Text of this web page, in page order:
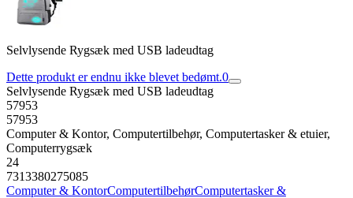
Selvlysende Rygsæk med USB ladeudtag
Dette produkt er endnu ikke blevet bedømt.0
Selvlysende Rygsæk med USB ladeudtag
57953
57953
Computer & Kontor, Computertilbehør, Computertasker & etuier,
Computerrygsæk
24
7313380275085
Computer & KontorComputertilbehørComputertasker &